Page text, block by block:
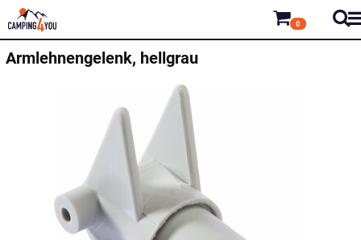
0
Armlehnengelenk, hellgrau